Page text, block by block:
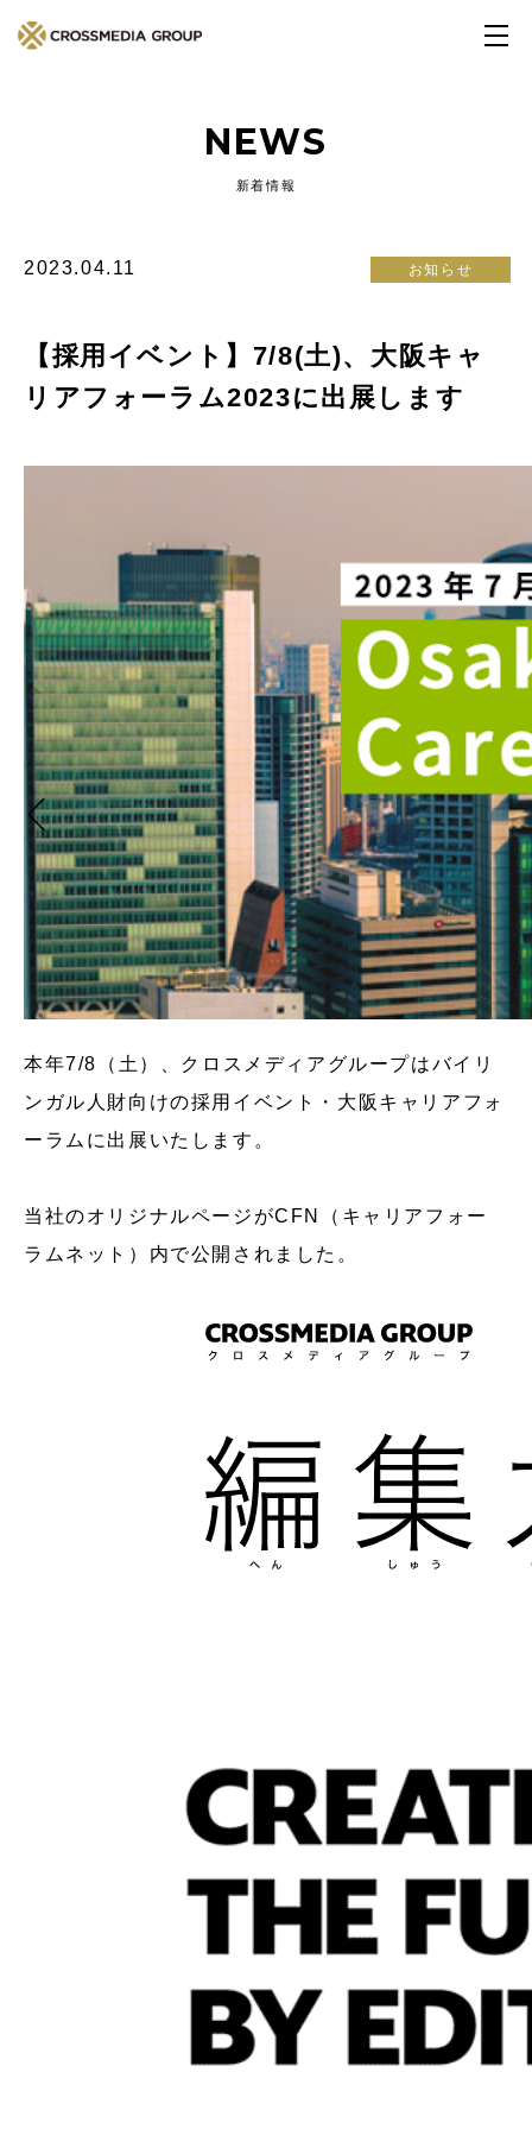
NEWS
新着情報
2023.04.11 お知らせ
【採用イベント】7/8(土)、大阪キャ
リアフォーラム2023に出展します
本年7/8（土）、クロスメディアグループはバイリ
ンガル人財向けの採用イベント・大阪キャリアフォ
ーラムに出展いたします。
当社のオリジナルページがCFN（キャリアフォー
ラムネット）内で公開されました。